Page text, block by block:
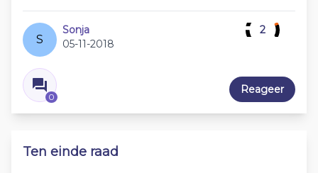
S
Sonja
05-11-2018
0
2
Reageer
Ten einde raad